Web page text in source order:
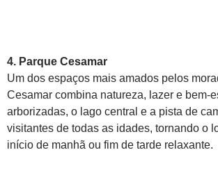
4. Parque Cesamar
Um dos espaços mais amados pelos
Cesamar combina natureza, lazer e bem-
arborizadas, o lago central e a pista de
visitantes de todas as idades, tornando o
início de manhã ou fim de tarde relaxante.